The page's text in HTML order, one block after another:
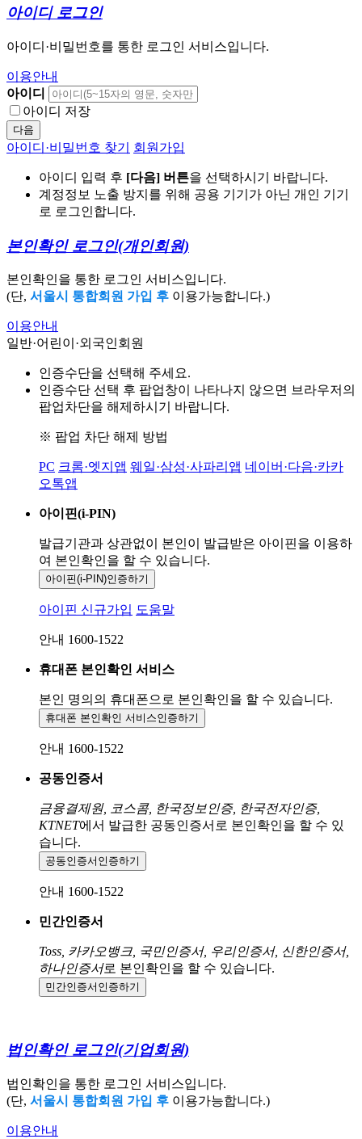
아이디 로그인
아이디·비밀번호를 통한 로그인 서비스입니다.
이용안내
아이디
아이디 저장
다음
아이디·비밀번호 찾기 회원가입
아이디 입력 후 [다음] 버튼을 선택하시기 바랍니다.
계정정보 노출 방지를 위해 공용 기기가 아닌 개인 기기
로 로그인합니다.
본인확인 로그인(개인회원)
본인확인을 통한 로그인 서비스입니다.
(단, 서울시 통합회원 가입 후 이용가능합니다.)
이용안내
일반·어린이·외국인회원
인증수단을 선택해 주세요.
인증수단 선택 후 팝업창이 나타나지 않으면 브라우저의
팝업차단을 해제하시기 바랍니다.
※ 팝업 차단 해제 방법
PC 크롬·엣지앱 웨일·삼성·사파리앱 네이버·다음·카카
오톡앱
아이핀(i-PIN)
발급기관과 상관없이 본인이 발급받은 아이핀을 이용하
여 본인확인을 할 수 있습니다.
아이핀(i-PIN)인증하기
아이핀 신규가입 도움말
안내 1600-1522
휴대폰 본인확인 서비스
본인 명의의 휴대폰으로 본인확인을 할 수 있습니다.
휴대폰 본인확인 서비스인증하기
안내 1600-1522
공동인증서
금융결제원, 코스콤, 한국정보인증, 한국전자인증,
KTNET에서 발급한 공동인증서로 본인확인을 할 수 있
습니다.
공동인증서 인증하기
안내 1600-1522
민간인증서
Toss, 카카오뱅크, 국민인증서, 우리인증서, 신한인증서,
하나인증서로 본인확인을 할 수 있습니다.
민간인증서 인증하기
법인확인 로그인(기업회원)
법인확인을 통한 로그인 서비스입니다.
(단, 서울시 통합회원 가입 후 이용가능합니다.)
이용안내